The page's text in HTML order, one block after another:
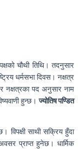
चौथी तिथि। तदनुसार
धर्मसभा दिवस। नक्षत्र
नक्षत्रका पद अनुसार नाम
हुन्छ।ज्योतिष पण्डित
विपक्षी साथी सक्रिय हुँदा
प्राप्त हुनेछ। धार्मिक